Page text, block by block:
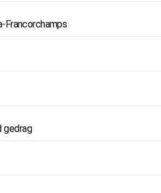
Francorchamps
gedrag